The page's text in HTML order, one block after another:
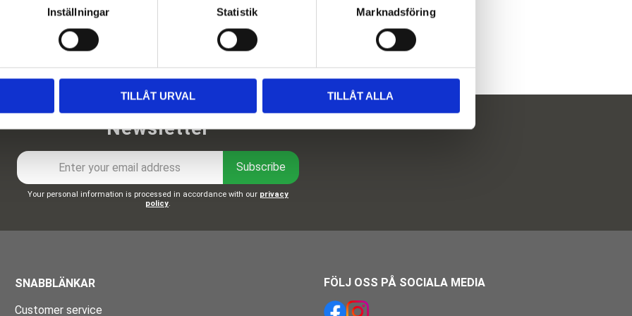
Inställningar Statistik Marknadsföring
TILLÅT URVAL TILLÅT ALLA
Newsletter
Subscribe
Your personal information is processed in accordance with our privacy
policy.
SNABBLÄNKAR
Customer service
FÖLJ OSS PÅ SOCIALA MEDIA